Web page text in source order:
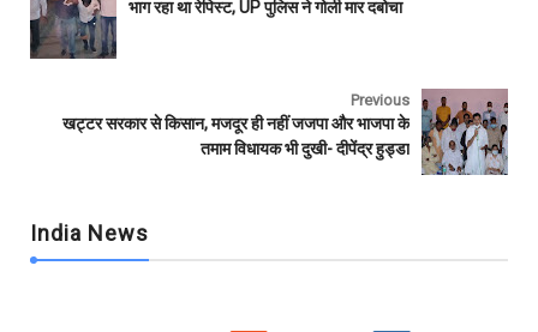
o
o
k
e
r
भाग रहा था रेपिस्ट, UP पुलिस ने गोली मार दबोचा
Previous
खट्टर सरकार से किसान, मजदूर ही नहीं जजपा और भाजपा के
तमाम विधायक भी दुखी- दीपेंद्र हुड्डा
India News